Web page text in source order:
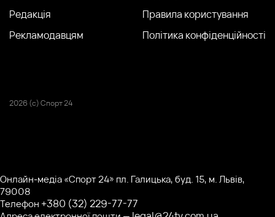
Редакція
Рекламодавцям
Правила користування
Політика конфіденційності
2026 (с) Спорт 24
Онлайн-медіа «Спорт 24» пл. Галицька, буд. 15, м. Львів,
79008
Телефон +380 (32) 229-77-77